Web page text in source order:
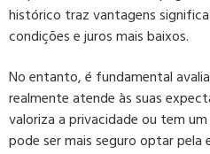
histórico traz vantagens
condições e juros mais baixos.
No entanto, é fundamental
realmente atende às suas
valoriza a privacidade ou tem
pode ser mais seguro optar pela